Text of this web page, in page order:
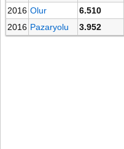
2016 Olur 6.510
2016 Pazaryolu 3.952